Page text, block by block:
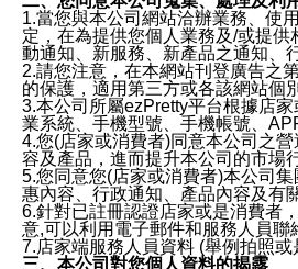
1.當您與本公司網站洽辦業務、使
定，在為提供您個人業務及/或提
動通知、新服務、新產品之通知、
2.請您注意，在本網站刊登廣告之
的保護，適用第三方或各該網站個
3.本公司所屬ezPretty平台根據店
業系統、手機型號、手機帳號、
4.您(店家或消費者)同意本公司之
容及產品，進而提升本公司的市場
5.您同意您(店家或消費者)本公司
惠內容、行政通知、產品內容及有
6.針對已註冊認證店家或是消費者
意,可以利用電子郵件和服務人員聯
7.店家端服務人員資料 (舉例拍照
三、本公司對您個人資料的揭露